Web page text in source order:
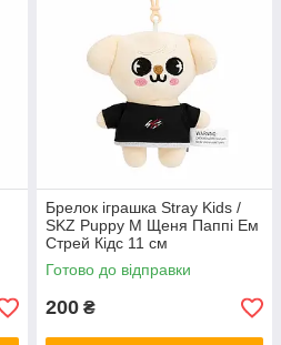
Брелок іграшка Stray Kids /
SKZ Puppy M Щеня Паппі Ем
Стрей Кідс 11 см
Готово до відправки
200 ₴